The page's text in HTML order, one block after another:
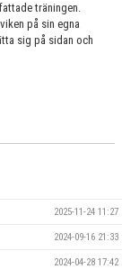
träningen.
på sin egna
sig på sidan och
2025-11-24 11:27
2024-09-16 21:33
2024-04-28 17:42